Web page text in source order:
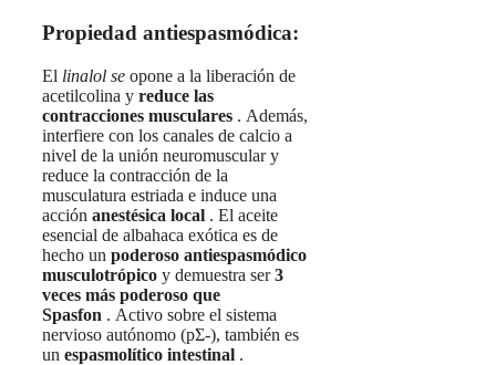
Propiedad antiespasmódica:
El linalol se opone a la liberación de
acetilcolina y reduce las
contracciones musculares . Además,
interfiere con los canales de calcio a
nivel de la unión neuromuscular y
reduce la contracción de la
musculatura estriada e induce una
acción anestésica local . El aceite
esencial de albahaca exótica es de
hecho un poderoso antiespasmódico
musculotrópico y demuestra ser3
veces más poderoso que
Spasfon . Activo sobre el sistema
nervioso autónomo (pƩ-), también es
un espasmolítico intestinal .